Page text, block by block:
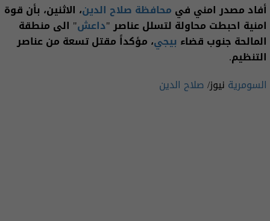
أفاد مصدر امني في محافظة صلاح الدين، الاثنين، بأن قوة
امنية احبطت محاولة لتسلل عناصر "داعش" الى منطقة
المالحة جنوب قضاء بيجي، مؤكداً مقتل تسعة من عناصر
التنظيم.
السومرية نيوز/صلاح الدين